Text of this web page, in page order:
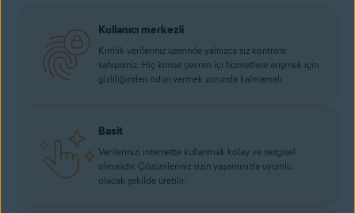
Kullanıcı merkezli
Kimlik verileriniz üzerinde yalnızca siz kontrole
sahipsiniz. Hiç kimse çevrim içi hizmetlere erişmek için
gizliliğinden ödün vermek zorunda kalmamalı.
Basit
Verilerinizi internette kullanmak kolay ve sezgisel
olmalıdır. Çözümleriniz sizin yaşamınızla uyumlu
olacak şekilde üretilir.